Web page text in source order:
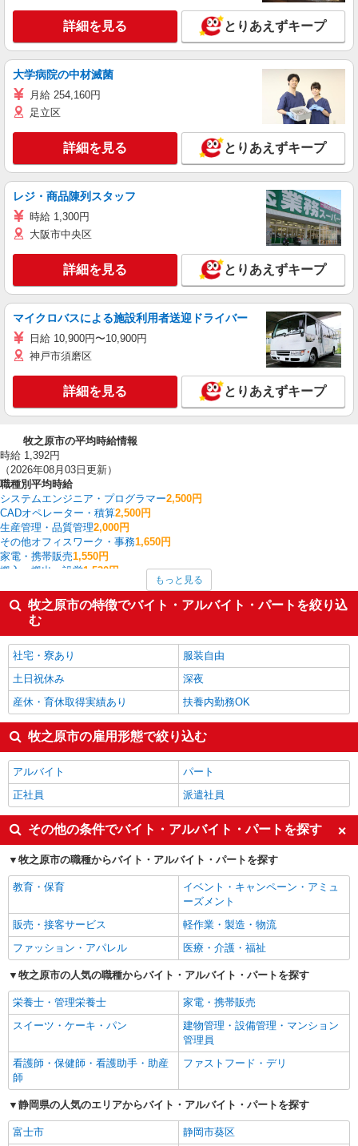
詳細を見る とりあえずキープ
大学病院の中材滅菌
月給 254,160円
足立区
詳細を見る とりあえずキープ
レジ・商品陳列スタッフ
時給 1,300円
大阪市中央区
詳細を見る とりあえずキープ
マイクロバスによる施設利用者送迎ドライバー
日給 10,900円〜10,900円
神戸市須磨区
詳細を見る とりあえずキープ
牧之原市の平均時給情報
時給 1,392円
（2026年08月03日更新）
職種別平均時給
システムエンジニア・プログラマー2,500円
CADオペレーター・積算2,500円
生産管理・品質管理2,000円
その他オフィスワーク・事務1,650円
家電・携帯販売1,550円
搬入・搬出・設営1,530円
建物管理・設備管理・マンション管理員1,470円
その他軽作業・製造・物流1,467円
金属加工1,450円
経理・人事・労務・総務・法務
牧之原市の他の職種の平均時給を見る
もっと見る
牧之原市の特徴でバイト・アルバイト・パートを絞り込
む
社宅・寮あり
服装自由
土日祝休み
深夜
産休・育休取得実績あり
扶養内勤務OK
牧之原市の雇用形態で絞り込む
アルバイト
パート
正社員
派遣社員
その他の条件でバイト・アルバイト・パートを探す
牧之原市の職種からバイト・アルバイト・パートを探す
教育・保育
イベント・キャンペーン・アミュ
ーズメント
販売・接客サービス
軽作業・製造・物流
ファッション・アパレル
医療・介護・福祉
牧之原市の人気の職種からバイト・アルバイト・パートを探す
栄養士・管理栄養士
家電・携帯販売
スイーツ・ケーキ・パン
建物管理・設備管理・マンション
管理員
看護師・保健師・看護助手・助産
師
ファストフード・デリ
静岡県の人気のエリアからバイト・アルバイト・パートを探す
富士市
静岡市葵区